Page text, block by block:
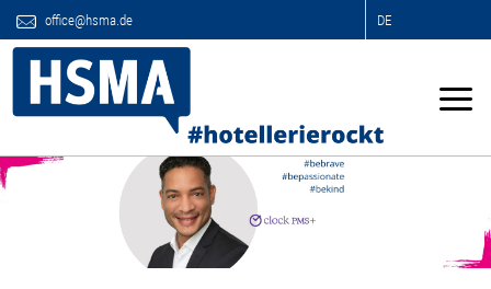
office@hsma.de DE